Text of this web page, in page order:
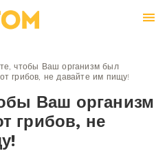
чтобы Ваш организм был
грибов, не давайте им пищу!
Ваш организм
грибов, не